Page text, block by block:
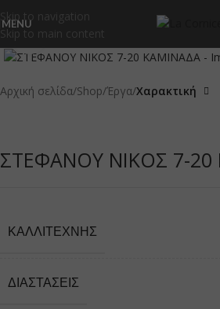
Skip to navigation
Skip to main content
MENU
Click to enlarge
Αρχική σελίδα Shop Έργα Χαρακτική
ΣΤΕΦΑΝΟΥ ΝΙΚΟΣ 7-
ΚΑΛΛΙΤΈΧΝΗΣ
ΔΙΑΣΤΆΣΕΙΣ